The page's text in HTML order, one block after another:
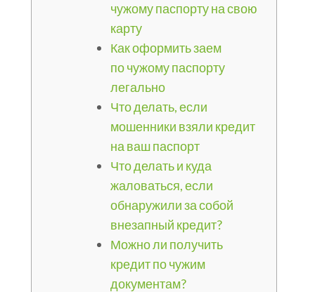
чужому паспорту на свою
карту
Как оформить заем
по чужому паспорту
легально
Что делать, если
мошенники взяли кредит
на ваш паспорт
Что делать и куда
жаловаться, если
обнаружили за собой
внезапный кредит?
Можно ли получить
кредит по чужим
документам?